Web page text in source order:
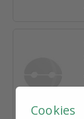
Cookies